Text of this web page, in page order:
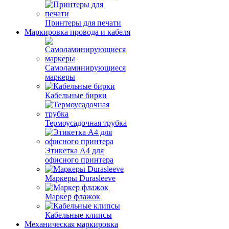
Принтеры для печати
Маркировка провода и кабеля
Самоламинирующиеся
маркеры
Кабельные бирки
Термоусадочная трубка
Этикетка А4 для
офисного принтера
Маркеры Durasleeve
Маркер флажок
Кабельные клипсы
Механическая маркировка